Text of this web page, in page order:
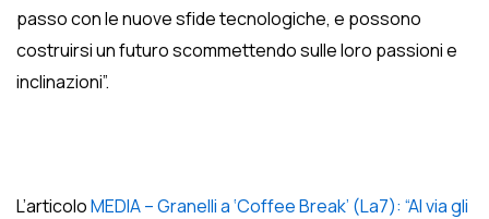
passo con le nuove sfide tecnologiche, e possono
costruirsi un futuro scommettendo sulle loro passioni e
inclinazioni”.
L’articoloMEDIA – Granelli a ‘Coffee Break’ (La7): “Al via gli